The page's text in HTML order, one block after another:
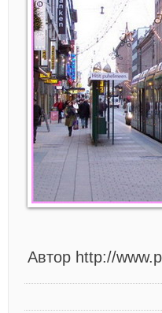
Автор http://